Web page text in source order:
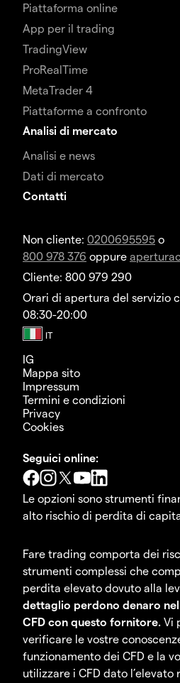
Piattaforma online
App per il trading
TradingView
ProRealTime
MetaTrader 4
Piattaforme a confronto
Analisi di mercato
Analisi e news
Dati di mercato
Contatti
Non cliente: 0200695595 o
800 978 376 oppure
Cliente: 800 979 290
Orari di apertura del servizio
08:30-20:00
IG
Mappa sito
Impressum
Termini e condizioni
Privacy
Cookies
Seguici online:
Le opzioni sono strumenti
alto rischio di perdita di
Fare trading comporta dei
strumenti complessi che
perdita elevato dovuto alla
dettaglio perdono denaro
CFD con questo fornitore. Vi
verificare le vostre
funzionamento dei CFD e la
utilizzare i CFD dato